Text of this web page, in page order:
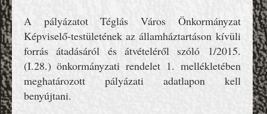
A pályázatot Téglás Város Önkormányzat
Képviselő-testületének az államháztartáson kívüli
forrás átadásáról és átvételéről szóló 1/2015.
(I.28.) önkormányzati rendelet 1. mellékletében
meghatározott pályázati adatlapon kell
benyújtani.